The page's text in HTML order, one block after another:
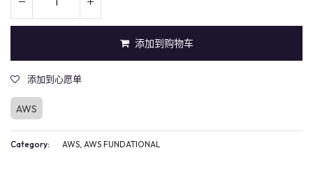
添加到购物车
添加到心愿单
AWS
Category: AWS, AWS FUNDATIONAL